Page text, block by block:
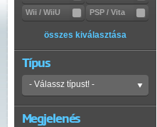
Wii / WiiU
PSP / Vita
összes kiválasztása
Típus
Megjelenés